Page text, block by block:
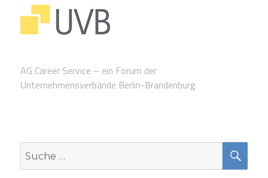
AG Career Service – ein Forum der
Unternehmensverbände Berlin-Brandenburg
Suche
nach: